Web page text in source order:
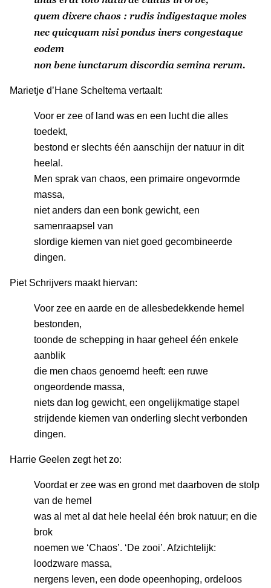
quem dixere chaos : rudis indigestaque moles
nec quicquam nisi pondus iners congestaque
eodem
non bene iunctarum discordia semina rerum.
Marietje d’Hane Scheltema vertaalt:
Voor er zee of land was en een lucht die alles
toedekt,
bestond er slechts één aanschijn der natuur in dit
heelal.
Men sprak van chaos, een primaire ongevormde
massa,
niet anders dan een bonk gewicht, een
samenraapsel van
slordige kiemen van niet goed gecombineerde
dingen.
Piet Schrijvers maakt hiervan:
Voor zee en aarde en de allesbedekkende hemel
bestonden,
toonde de schepping in haar geheel één enkele
aanblik
die men chaos genoemd heeft: een ruwe
ongeordende massa,
niets dan log gewicht, een ongelijkmatige stapel
strijdende kiemen van onderling slecht verbonden
dingen.
Harrie Geelen zegt het zo:
Voordat er zee was en grond met daarboven de stolp
van de hemel
was al met al dat hele heelal één brok natuur; en die
brok
noemen we ‘Chaos’. ‘De zooi’. Afzichtelijk:
loodzware massa,
nergens leven, een dode opeenhoping, ordeloos